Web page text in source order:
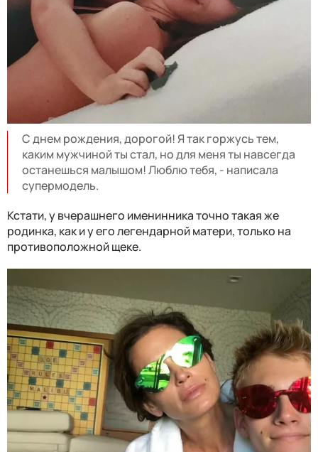
С днем рождения, дорогой! Я так горжусь тем,
каким мужчиной ты стал, но для меня ты навсегда
останешься малышом! Люблю тебя, - написала
супермодель.
Кстати, у вчерашнего именинника точно такая же
родинка, как и у его легендарной матери, только на
противоположной щеке.